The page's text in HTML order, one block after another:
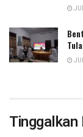
Tinggalkan